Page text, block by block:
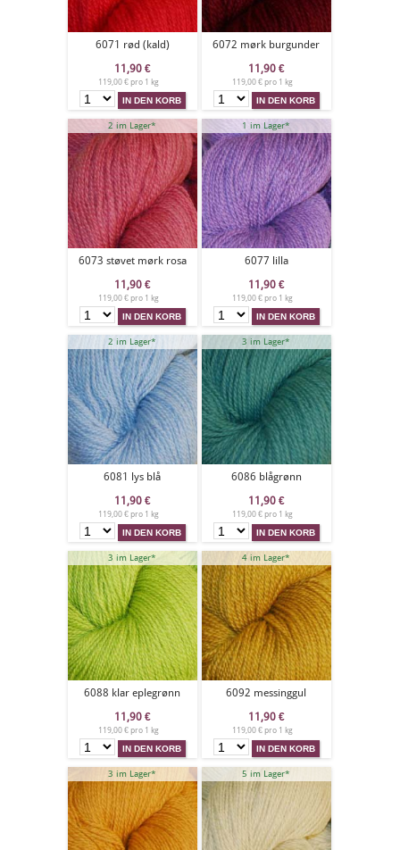
6071 rød (kald)
11,90 €
119,00 € pro 1 kg
6072 mørk burgunder
11,90 €
119,00 € pro 1 kg
2 im Lager*
6073 støvet mørk rosa
11,90 €
119,00 € pro 1 kg
1 im Lager*
6077 lilla
11,90 €
119,00 € pro 1 kg
2 im Lager*
6081 lys blå
11,90 €
119,00 € pro 1 kg
3 im Lager*
6086 blågrønn
11,90 €
119,00 € pro 1 kg
3 im Lager*
6088 klar eplegrønn
11,90 €
119,00 € pro 1 kg
4 im Lager*
6092 messinggul
11,90 €
119,00 € pro 1 kg
3 im Lager* 5 im Lager*